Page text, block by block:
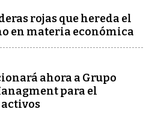
rojas que hereda el
en materia económica
ahora a Grupo
para el
activos